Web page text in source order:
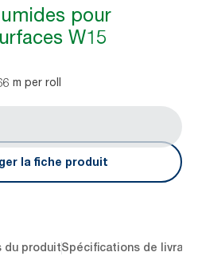
pour
W15
m per roll
la fiche produit
du produitSpécifications de